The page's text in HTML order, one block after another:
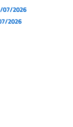
07/2026
2026